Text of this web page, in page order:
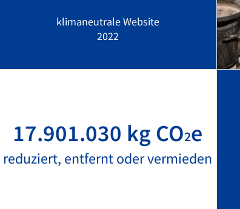
klimaneutrale Website
2022
17.901.030 kg CO2e
reduziert, entfernt oder vermieden